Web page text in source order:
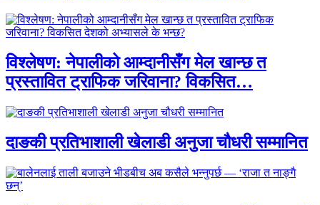
विश्लेषण: नेपालीको आम्दानीसँग मेल खान्छ त
प्रस्तावित ट्राफिक जरिवाना? विकसित…
दाङकी प्रतिभाशाली खेलाडी अनुजा चौधरी सम्मानित